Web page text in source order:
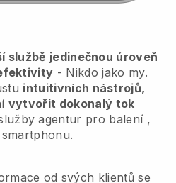
službě jedinečnou úroveň
- Nikdo jako my.
intuitivních nástrojů,
vytvořit dokonalý tok
agentur pro balení,
od svých klientů se